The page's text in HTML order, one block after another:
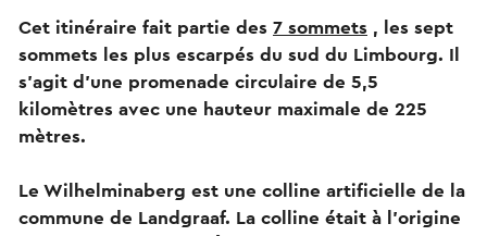
Cet itinéraire fait partie des 7 sommets , les sept
sommets les plus escarpés du sud du Limbourg. Il
s'agit d'une promenade circulaire de 5,5
kilomètres avec une hauteur maximale de 225
mètres.
Le Wilhelminaberg est une colline artificielle de la
commune de Landgraaf. La colline était à l'origine